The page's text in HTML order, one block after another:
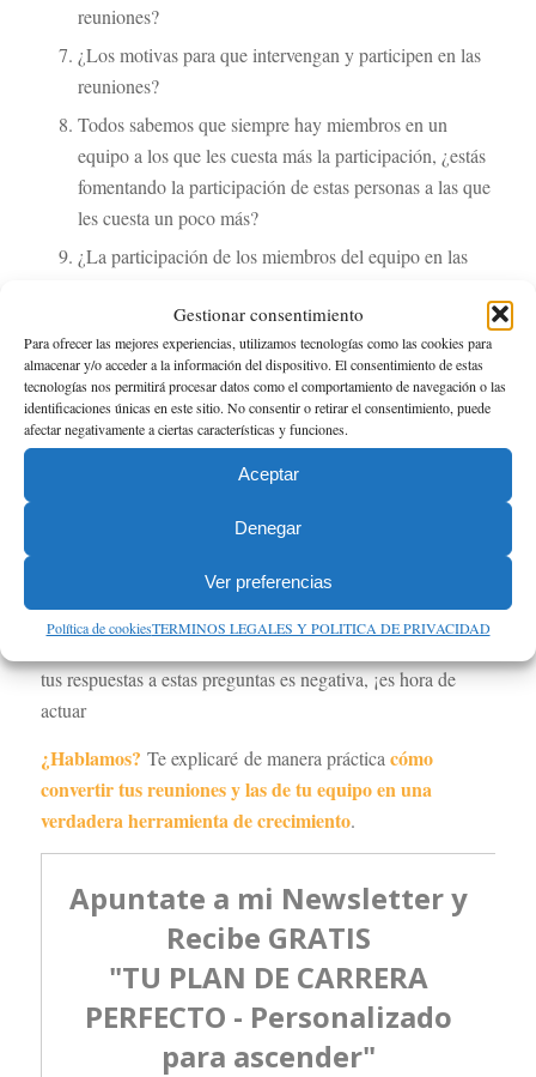
Gestionar consentimiento
Para ofrecer las mejores experiencias, utilizamos tecnologías como las cookies para
almacenar y/o acceder a la información del dispositivo. El consentimiento de estas
tecnologías nos permitirá procesar datos como el comportamiento de navegación o las
identificaciones únicas en este sitio. No consentir o retirar el consentimiento, puede
afectar negativamente a ciertas características y funciones.
Aceptar
Denegar
Ver preferencias
Política de cookiesTERMINOS LEGALES Y POLITICA DE PRIVACIDAD
reuniones?
¿Los motivas para que intervengan y participen en las
reuniones?
Todos sabemos que siempre hay miembros en un
equipo a los que les cuesta más la participación, ¿estás
fomentando la participación de estas personas a las que
les cuesta un poco más?
¿La participación de los miembros del equipo en las
para plantear dudas, ideas y aportar soluciones?
¿Dedicas unos minutos para reconocer los logros de tu
equipo y hacer mención de las cosas positivas que han
sucedido?
claras las tareas que debe desarrollar de cara a la
Estas son solo algunas cuestiones clave que es importante
tus respuestas a estas preguntas es negativa, ¡es hora de
actuar
¿Hablamos? Te explicaré de manera práctica cómo
convertir tus reuniones y las de tu equipo en una
verdadera herramienta de crecimiento.